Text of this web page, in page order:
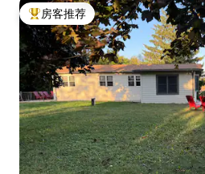
热门「房客推荐」
房客推荐